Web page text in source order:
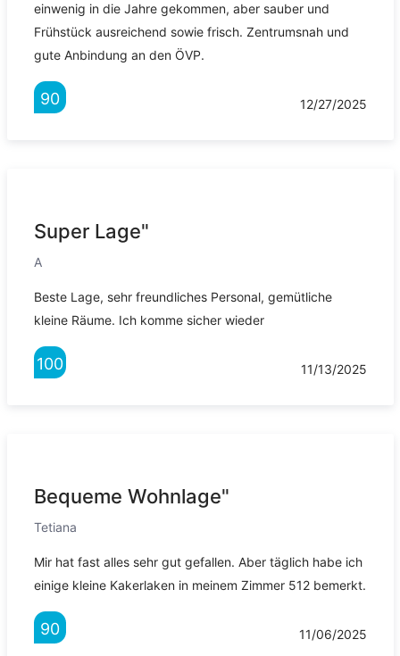
einwenig in die Jahre gekommen, aber sauber und
Frühstück ausreichend sowie frisch. Zentrumsnah und
gute Anbindung an den ÖVP.
90 12/27/2025
Super Lage"
A
Beste Lage, sehr freundliches Personal, gemütliche
kleine Räume. Ich komme sicher wieder
100 11/13/2025
Bequeme Wohnlage"
Tetiana
Mir hat fast alles sehr gut gefallen. Aber täglich habe ich
einige kleine Kakerlaken in meinem Zimmer 512 bemerkt.
90 11/06/2025